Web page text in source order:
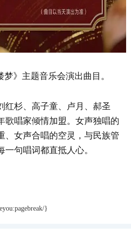
》主题音乐会演出曲目。
红杉、高子童、卢月、郝圣
歌唱家倾情加盟。女声独唱的
、女声合唱的空灵，与民族管
句唱词都直抵人心。
}